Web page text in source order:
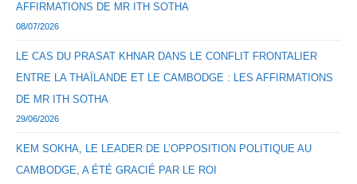
AFFIRMATIONS DE MR ITH SOTHA
08/07/2026
LE CAS DU PRASAT KHNAR DANS LE CONFLIT FRONTALIER
ENTRE LA THAÏLANDE ET LE CAMBODGE : LES AFFIRMATIONS
DE MR ITH SOTHA
29/06/2026
KEM SOKHA, LE LEADER DE L’OPPOSITION POLITIQUE AU
CAMBODGE, A ÉTÉ GRACIÉ PAR LE ROI